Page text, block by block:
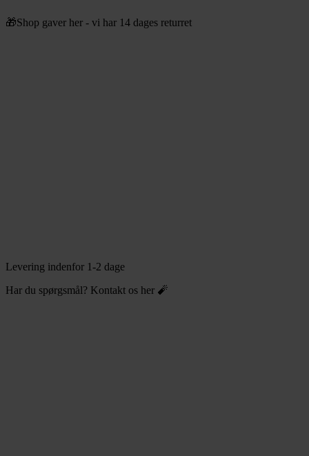
til
🎁Shop gaver her - vi har 14 dages returret
Levering indenfor 1-2 dage
Har du spørgsmål? Kontakt os her 🧨